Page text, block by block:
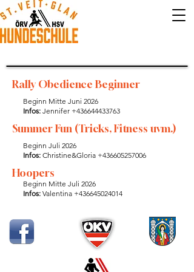
Rally Obedience Beginner
Beginn Mitte Juni 2026
Infos: Jennifer +436644433763
Summer Fun (Tricks, Fitness uvm.)
Beginn Juli 2026
Infos: Christine&Gloria +436605257006
Hoopers
Beginn Mitte Juli 2026
Infos: Valentina +436645024014